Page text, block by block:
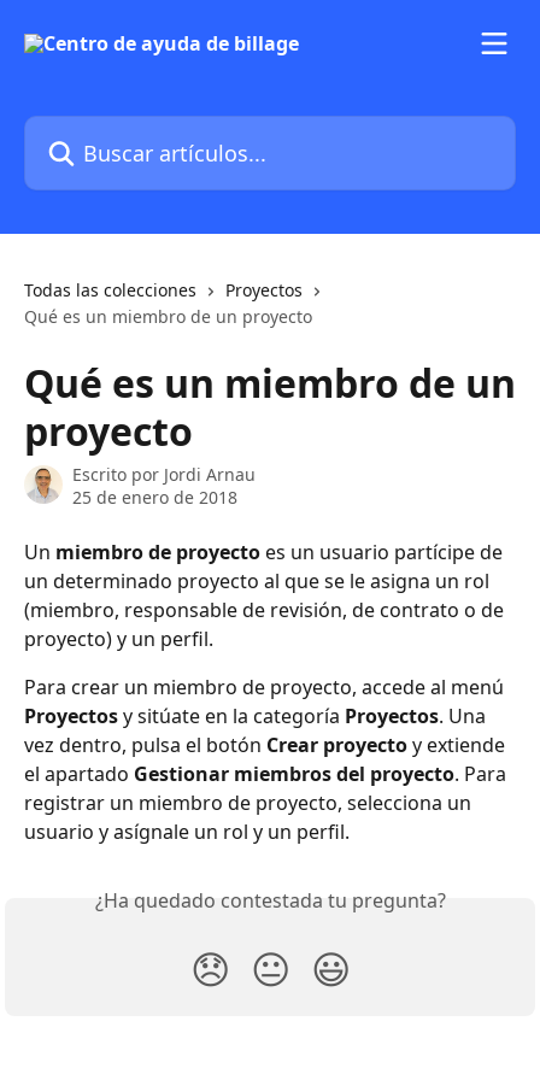
Buscar artículos...
Todas las colecciones
Proyectos
Qué es un miembro de un proyecto
Qué es un miembro de un
proyecto
Escrito por Jordi Arnau
25 de enero de 2018
Un miembro de proyecto es un usuario partícipe de
un determinado proyecto al que se le asigna un rol
(miembro, responsable de revisión, de contrato o de
proyecto) y un perfil.
Para crear un miembro de proyecto, accede al menú
Proyectos y sitúate en la categoría Proyectos. Una
vez dentro, pulsa el botón Crear proyecto y extiende
el apartado Gestionar miembros del proyecto. Para
registrar un miembro de proyecto, selecciona un
usuario y asígnale un rol y un perfil.
¿Ha quedado contestada tu pregunta?
😞 😐 😃